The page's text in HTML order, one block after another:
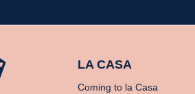
LA CASA
Coming to la Casa